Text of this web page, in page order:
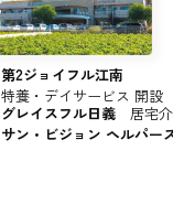
第2ジョイフル江南
特養・デイサービス 開設
グレイスフル日義居宅介
サン・ビジョン ヘルパー